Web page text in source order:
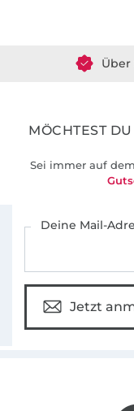
MÖCHTEST
Sei immer auf
Deine Mail-
Jetzt